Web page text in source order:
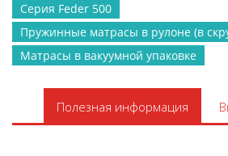
Серия Feder 500
Пружинные матрасы в рулоне (в
Матрасы в вакуумной упаковке
Полезная информация